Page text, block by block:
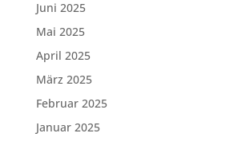
Juni 2025
Mai 2025
April 2025
März 2025
Februar 2025
Januar 2025